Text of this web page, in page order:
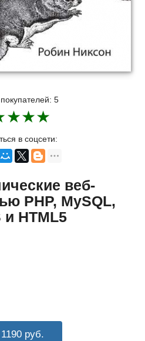
5
★
★
★
в соцсети:
веб-
PHP, MySQL,
HTML5
руб.